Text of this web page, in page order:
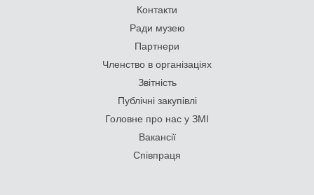
Контакти
Ради музею
Партнери
Членство в організаціях
Звітність
Публічні закупівлі
Головне про нас у ЗМІ
Вакансії
Співпраця